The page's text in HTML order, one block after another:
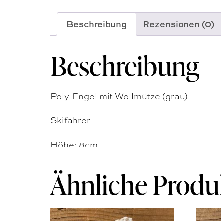
Beschreibung Rezensionen (0)
Beschreibung
Poly-Engel mit Wollmütze (grau)
Skifahrer
Höhe: 8cm
Ähnliche